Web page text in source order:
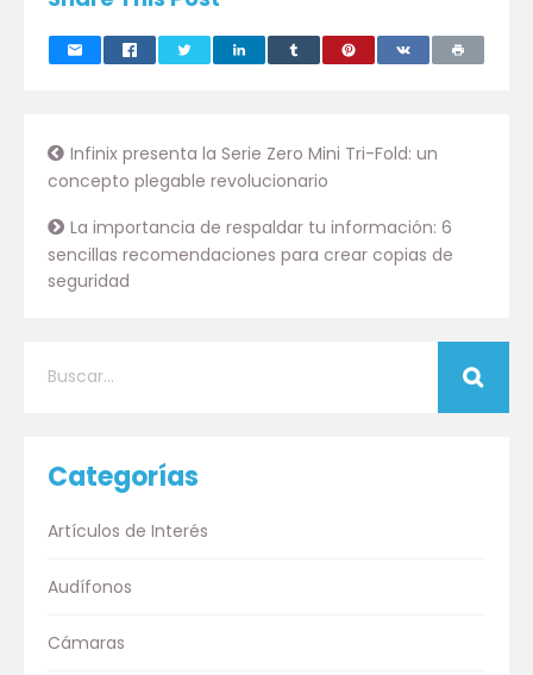
Infinix presenta la Serie Zero Mini Tri-Fold: un
concepto plegable revolucionario
La importancia de respaldar tu información: 6
sencillas recomendaciones para crear copias de
seguridad
Categorías
Artículos de Interés
Audífonos
Cámaras